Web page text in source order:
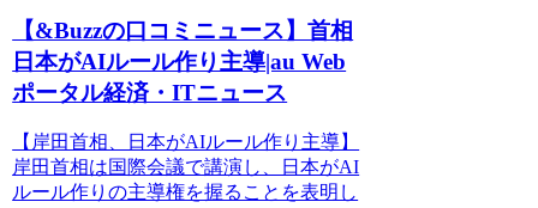
【&Buzzの口コミニュース】首相
日本がAIルール作り主導|au Web
ポータル経済・ITニュース
【岸田首相、日本がAIルール作り主導】
岸田首相は国際会議で講演し、日本がAI
ルール作りの主導権を握ることを表明し